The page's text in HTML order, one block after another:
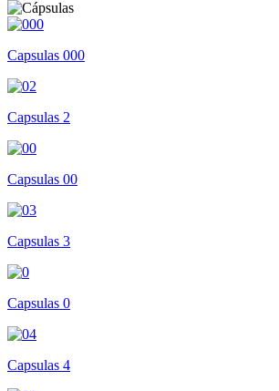
Capsulas 000
Capsulas 2
Capsulas 00
Capsulas 3
Capsulas 0
Capsulas 4